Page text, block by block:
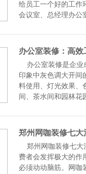
给员工一个好的工作
会议室、总经理办公
办公室装修：高
办公室装修是企业
印象中灰色调大开间
料使用、灯光效果、
间、茶水间和园林花
郑州网咖装修七大
郑州网咖装修七大
费者会发挥极大的作
必须动动脑筋。网咖